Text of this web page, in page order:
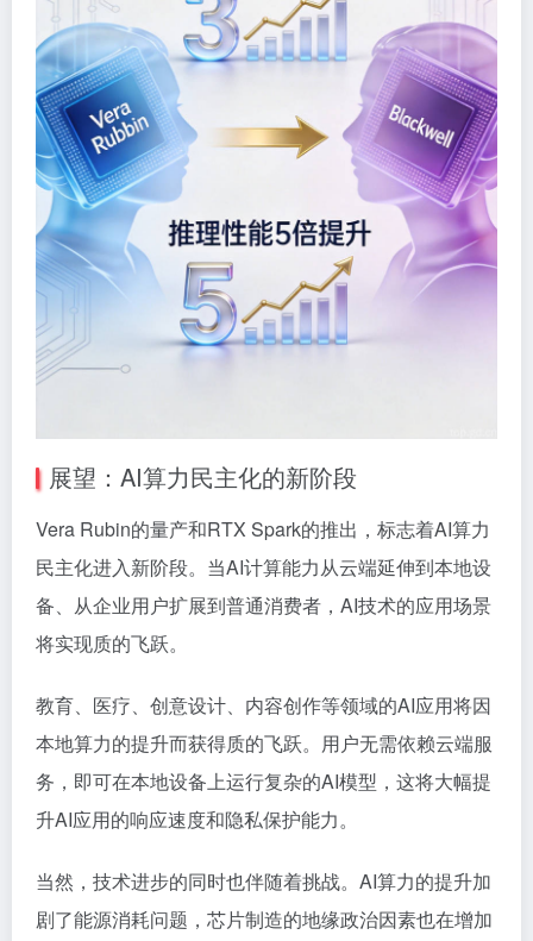
展望：AI算力民主化的新阶段
Vera Rubin的量产和RTX Spark的推出，标志着AI算力
民主化进入新阶段。当AI计算能力从云端延伸到本地设
备、从企业用户扩展到普通消费者，AI技术的应用场景
将实现质的飞跃。
教育、医疗、创意设计、内容创作等领域的AI应用将因
本地算力的提升而获得质的飞跃。用户无需依赖云端服
务，即可在本地设备上运行复杂的AI模型，这将大幅提
升AI应用的响应速度和隐私保护能力。
当然，技术进步的同时也伴随着挑战。AI算力的提升加
剧了能源消耗问题，芯片制造的地缘政治因素也在增加